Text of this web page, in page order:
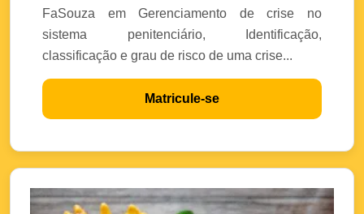
FaSouza em Gerenciamento de crise no
sistema penitenciário, Identificação,
classificação e grau de risco de uma crise...
Matricule-se